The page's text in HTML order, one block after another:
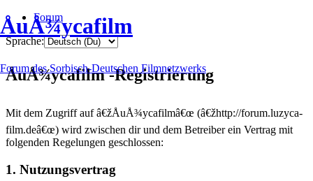
ÅuÅ¾ycafilm
Forum des Sorbisch-Deutschen Filmnetzwerks
Forum
Sprache:
ÅuÅ¾ycafilm -Registrierung
Mit dem Zugriff auf â€žÅuÅ¾ycafilmâ€œ (â€žhttp://forum.luzyca-
film.deâ€œ) wird zwischen dir und dem Betreiber ein Vertrag mit
folgenden Regelungen geschlossen:
1. Nutzungsvertrag